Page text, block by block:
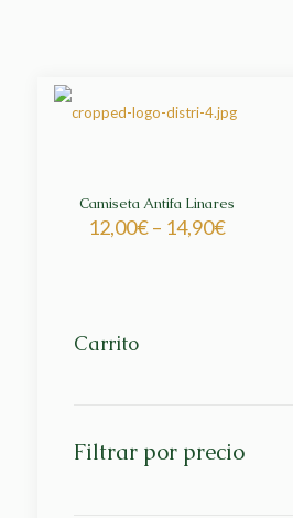
Camiseta Antifa Linares
12,00€– 14,90€
Carrito
Filtrar por precio